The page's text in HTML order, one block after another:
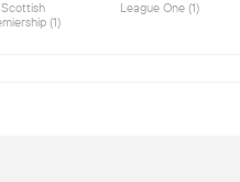
Scottish
Premiership (1)